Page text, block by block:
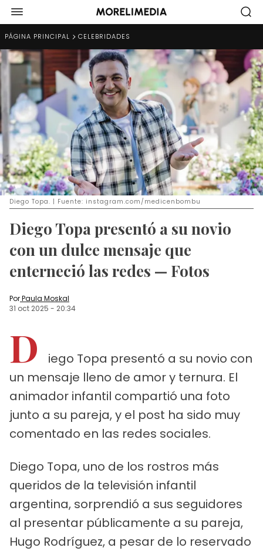
PÁGINA PRINCIPAL CELEBRIDADES
Diego Topa. | Fuente: instagram.com/medicenbombu
Diego Topa presentó a su novio
con un dulce mensaje que
enterneció las redes — Fotos
PorPaula Moskal
31 oct 2025 - 20:34
D
iego Topa presentó a su novio con
un mensaje lleno de amor y ternura. El
animador infantil compartió una foto
junto a su pareja, y el post ha sido muy
comentado en las redes sociales.
Diego Topa, uno de los rostros más
queridos de la televisión infantil
argentina, sorprendió a sus seguidores
al presentar públicamente a su pareja,
Hugo Rodríguez, a pesar de lo reservado